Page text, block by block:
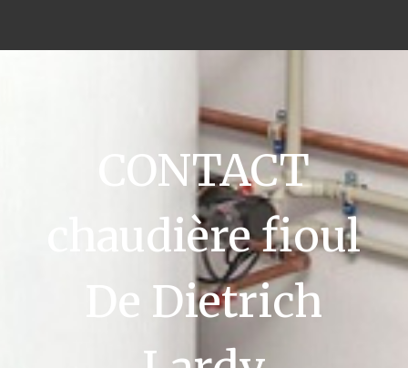
CONTACT
chaudière fioul
De Dietrich